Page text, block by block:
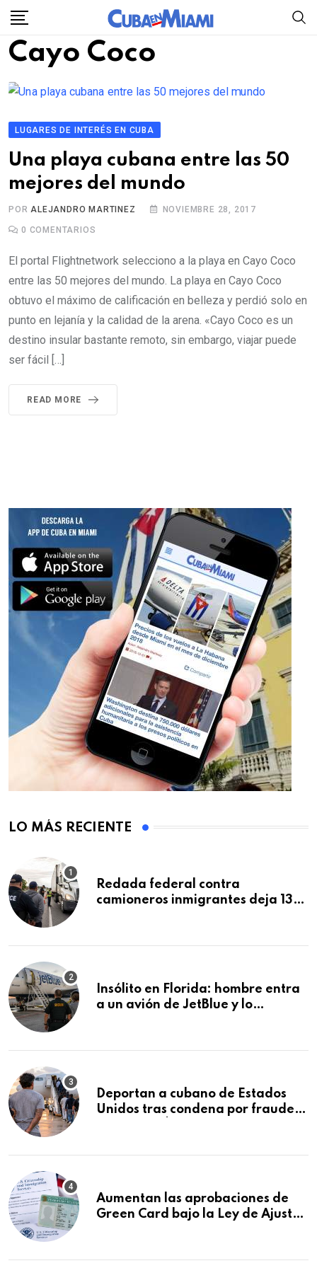
Skip
content
Cayo Coco
LUGARES DE INTERÉS EN CUBA
Una playa cubana entre las 50
mejores del mundo
POR ALEJANDRO MARTINEZ NOVIEMBRE 28, 2017
0 COMENTARIOS
El portal Flightnetwork selecciono a la playa en Cayo Coco
entre las 50 mejores del mundo. La playa en Cayo Coco
obtuvo el máximo de calificación en belleza y perdió solo en
punto en lejanía y la calidad de la arena. «Cayo Coco es un
destino insular bastante remoto, sin embargo, viajar puede
ser fácil […]
READ MORE
LO MÁS RECIENTE
Redada federal contra
camioneros inmigrantes deja 137
Insólito en Florida: hombre entra
a un avión de JetBlue y lo
Deportan a cubano de Estados
Unidos tras condena por fraude
Aumentan las aprobaciones de
Green Card bajo la Ley de Ajuste